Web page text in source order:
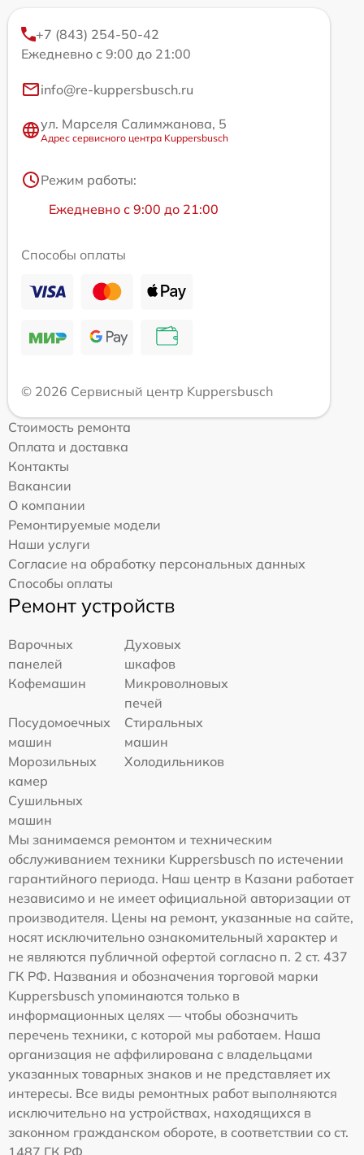
+7 (843) 254-50-42
Ежедневно с 9:00 до 21:00
info@re-kuppersbusch.ru
ул. Марселя Салимжанова, 5
Адрес сервисного центра Kuppersbusch
Режим работы:
Ежедневно с 9:00 до 21:00
Способы оплаты
© 2026 Сервисный центр Kuppersbusch
Стоимость ремонта
Оплата и доставка
Контакты
Вакансии
О компании
Ремонтируемые модели
Наши услуги
Согласие на обработку персональных данных
Способы оплаты
Ремонт устройств
Варочных
панелей
Духовых
шкафов
Кофемашин
Микроволновых
печей
Посудомоечных
машин
Стиральных
машин
Морозильных
камер
Холодильников
Сушильных
машин
Мы занимаемся ремонтом и техническим
обслуживанием техники Kuppersbusch по истечении
гарантийного периода. Наш центр в Казани работает
независимо и не имеет официальной авторизации от
производителя. Цены на ремонт, указанные на сайте,
носят исключительно ознакомительный характер и
не являются публичной офертой согласно п. 2 ст. 437
ГК РФ. Названия и обозначения торговой марки
Kuppersbusch упоминаются только в
информационных целях — чтобы обозначить
перечень техники, с которой мы работаем. Наша
организация не аффилирована с владельцами
указанных товарных знаков и не представляет их
интересы. Все виды ремонтных работ выполняются
исключительно на устройствах, находящихся в
законном гражданском обороте, в соответствии со ст.